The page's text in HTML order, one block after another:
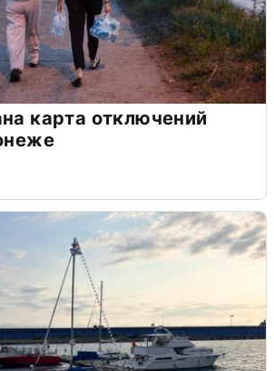
карта отключений